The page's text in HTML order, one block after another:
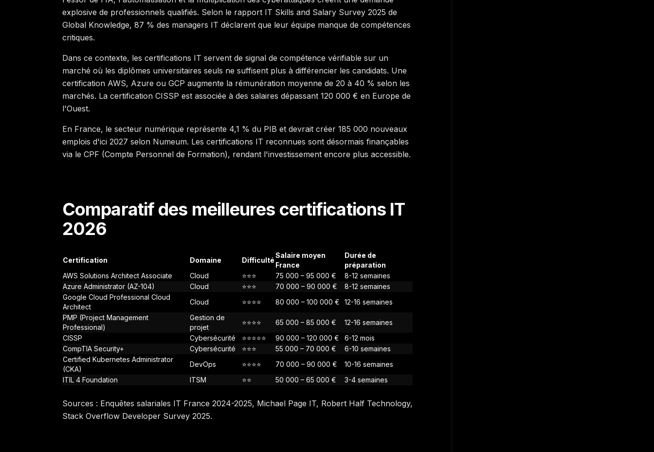
explosive de professionnels qualifiés. Selon le rapport IT Skills and Salary Survey 2025 de
Global Knowledge, 87 % des managers IT déclarent que leur équipe manque de compétences
critiques.
Dans ce contexte, les certifications IT servent de signal de compétence vérifiable sur un
marché où les diplômes universitaires seuls ne suffisent plus à différencier les candidats. Une
certification AWS, Azure ou GCP augmente la rémunération moyenne de 20 à 40 % selon les
marchés. La certification CISSP est associée à des salaires dépassant 120 000 € en Europe de
l'Ouest.
En France, le secteur numérique représente 4,1 % du PIB et devrait créer 185 000 nouveaux
emplois d'ici 2027 selon Numeum. Les certifications IT reconnues sont désormais finançables
via le CPF (Compte Personnel de Formation), rendant l'investissement encore plus accessible.
Comparatif des meilleures certifications IT
2026
Certification Domaine Difficulté
Salaire moyen
France
Durée de
préparation
AWS Solutions Architect Associate
Cloud ⭐⭐⭐ 75 000 – 95 000 €
8-12 semaines
Azure Administrator (AZ-104)
Cloud ⭐⭐⭐ 70 000 – 90 000 €
8-12 semaines
Google Cloud Professional Cloud
Architect
Cloud ⭐⭐⭐⭐ 80 000 – 100 000 €
12-16 semaines
PMP (Project Management
Professional)
Gestion de
projet
⭐⭐⭐⭐ 65 000 – 85 000 €
12-16 semaines
CISSP
Cybersécurité ⭐⭐⭐⭐⭐ 90 000 – 120 000 €
6-12 mois
CompTIA Security+
Cybersécurité ⭐⭐⭐ 55 000 – 70 000 €
6-10 semaines
Certified Kubernetes Administrator
(CKA)
DevOps ⭐⭐⭐⭐ 70 000 – 90 000 €
10-16 semaines
ITIL 4 Foundation
ITSM ⭐⭐ 50 000 – 65 000 € 3-4 semaines
Sources : Enquêtes salariales IT France 2024-2025, Michael Page IT, Robert Half Technology,
Stack Overflow Developer Survey 2025.